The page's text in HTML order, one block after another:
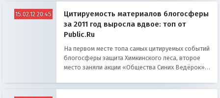
15.02.12 20:45
Цитируемость материалов блогосферы
за 2011 год выросла вдвое: топ от
Public.Ru
На первом месте топа самых цитируемых событий
блогосферы защита Химкинского леса, второе
место заняли акции «Общества Синих Ведёрок»,